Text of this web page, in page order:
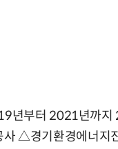
년부터 2021년까지
△경기환경에너지